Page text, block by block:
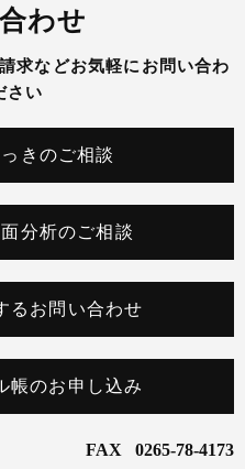
わせ
求などお気軽にお問い合わ
さい
きのご相談
分析のご相談
るお問い合わせ
帳のお申し込み
FAX 0265-78-4173